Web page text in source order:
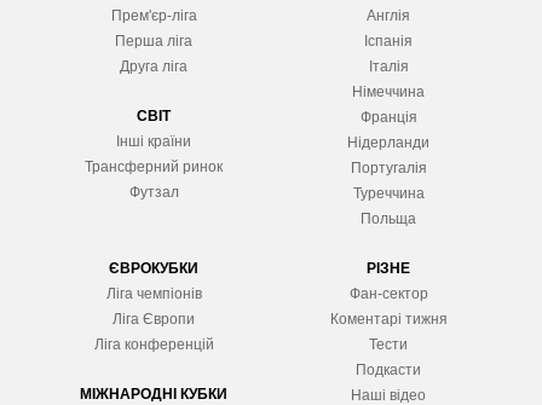
Прем'єр-ліга
Перша ліга
Друга ліга
СВІТ
Інші країни
Трансферний ринок
Футзал
Англія
Іспанія
Італія
Німеччина
Франція
Нідерланди
Португалія
Туреччина
Польща
ЄВРОКУБКИ
Ліга чемпіонів
Ліга Європи
Ліга конференцій
МІЖНАРОДНІ КУБКИ
РІЗНЕ
Фан-сектор
Коментарі тижня
Тести
Подкасти
Наші відео